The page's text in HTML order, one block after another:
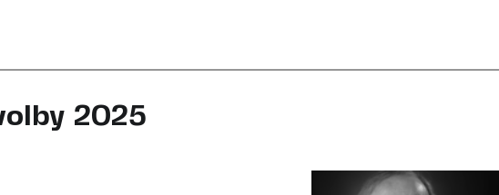
2025